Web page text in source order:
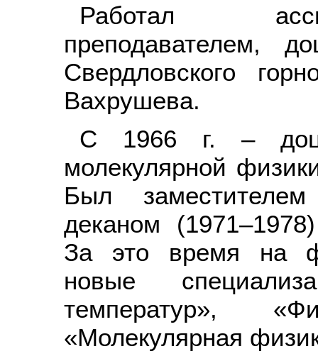
Работал
преподавателем,
Свердловского
Вахрушева.
С 1966 г. –
молекулярной
Был
деканом
За это время на
новые
температур»,
«Молекулярная